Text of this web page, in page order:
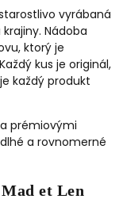
vyrábaná
Nádoba
ktorý je
kus je originál,
každý produkt
prémiovými
a rovnomerné
et Len